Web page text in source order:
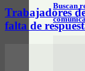
Buscan
Trabajadores
falta de